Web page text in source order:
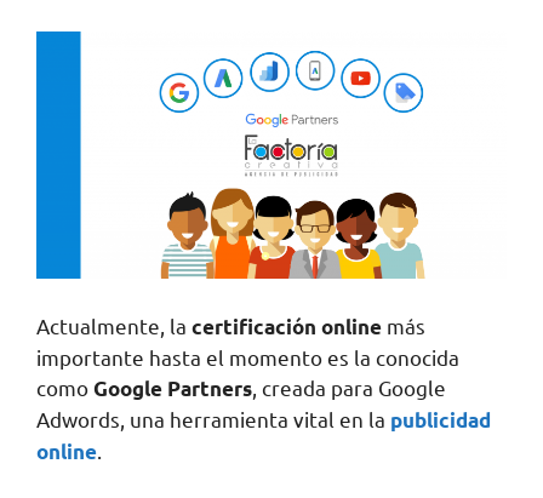
Actualmente, la certificación online más
importante hasta el momento es la conocida
comoGoogle Partners , creada para Google
Adwords, una herramienta vital en la publicidad
online